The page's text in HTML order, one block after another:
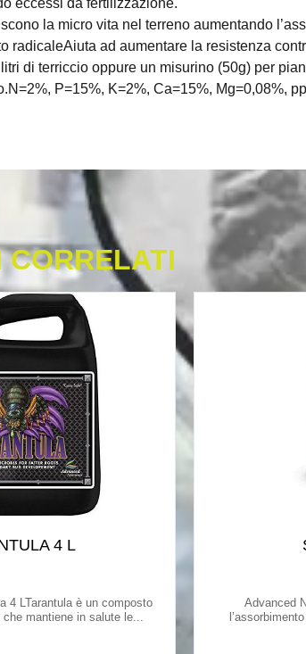
la micro vita nel terreno aumentando
radicaleAiuta ad aumentare la resistenza
di terriccio oppure un misurino (50g) per
P=15%, K=2%, Ca=15%, Mg=0,08%,
CORRELATI
4 L
4 LTarantula è un composto
mantiene in salute le...
Advanced